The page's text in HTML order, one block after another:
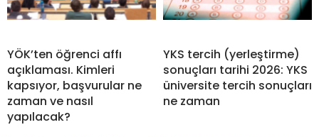
YÖK’ten öğrenci affı
açıklaması. Kimleri
kapsıyor, başvurular ne
zaman ve nasıl
yapılacak?
YKS tercih (yerleştirme)
sonuçları tarihi 2026: YKS
üniversite tercih sonuçları
ne zaman